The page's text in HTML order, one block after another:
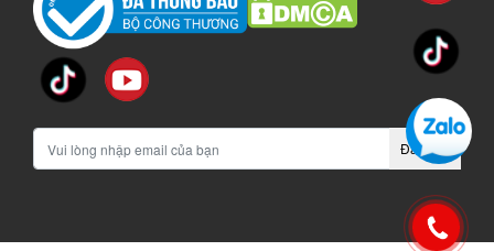
Đăng ký